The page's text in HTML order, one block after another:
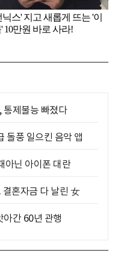
제불능 빠졌다
돌풍 일으킨 음악 앱
아닌 아이폰 대란
혼자금 다 날린 女
간 60년 관행